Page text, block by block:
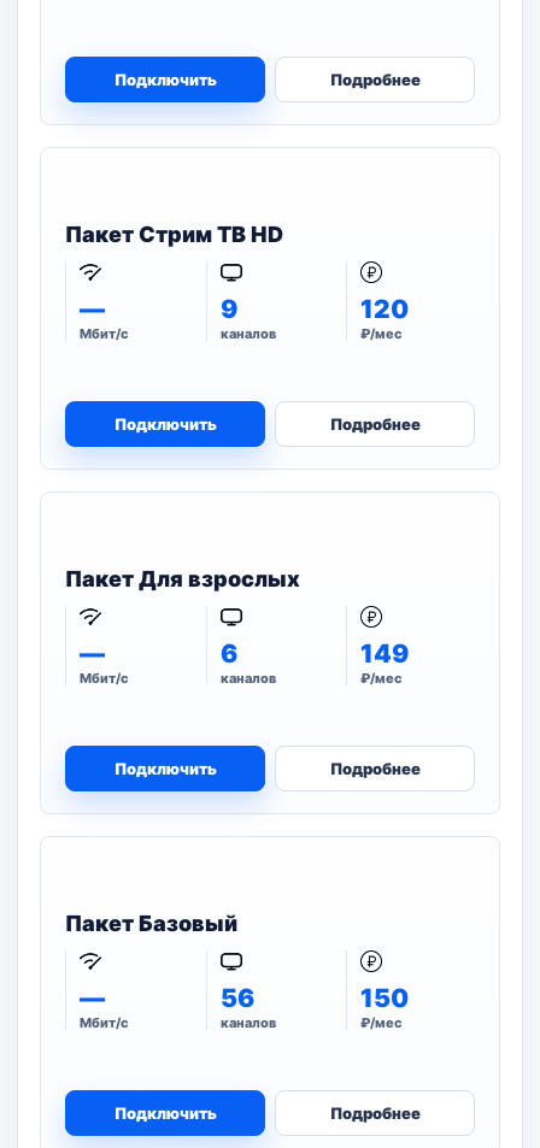
Подключить Подробнее
Пакет Стрим ТВ HD
—
Мбит/с
9
каналов
120
₽/мес
Подключить Подробнее
Пакет Для взрослых
—
Мбит/с
6
каналов
149
₽/мес
Подключить Подробнее
Пакет Базовый
—
Мбит/с
56
каналов
150
₽/мес
Подключить Подробнее